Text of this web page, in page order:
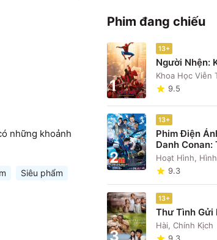
những khoảnh
Siêu phẩm
Phim đang chiếu
1
13+
Người Nhện:
Khoa Học Viễn
9.5
2
13+
Phim Điện
Danh Conan:
Trên Xa Lộ
Hoạt Hình,
9.3
3
13+
Thư Tình Gửi
Hài, Chính Kịch